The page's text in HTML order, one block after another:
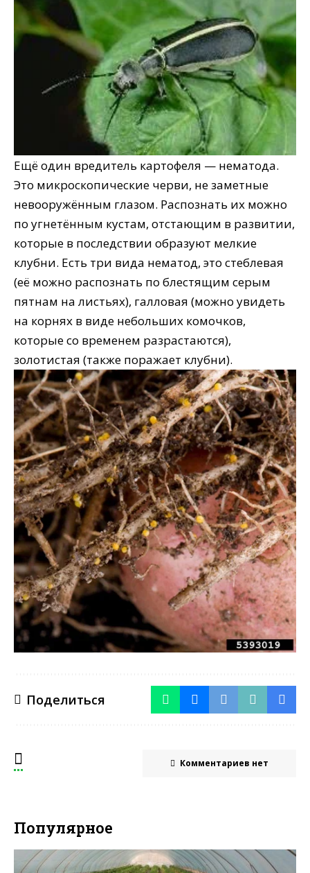
Ещё один вредитель картофеля — нематода.
Это микроскопические черви, не заметные
невооружённым глазом. Распознать их можно
по угнетённым кустам, отстающим в развитии,
которые в последствии образуют мелкие
клубни. Есть три вида нематод, это стеблевая
(её можно распознать по блестящим серым
пятнам на листьях), галловая (можно увидеть
на корнях в виде небольших комочков,
которые со временем разрастаются),
золотистая (также поражает клубни).
Поделиться
Комментариев нет
Популярное